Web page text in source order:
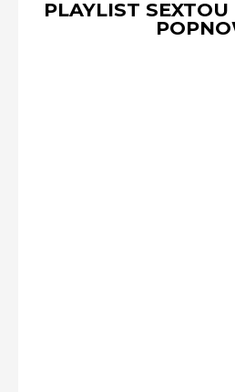
PLAYLIST